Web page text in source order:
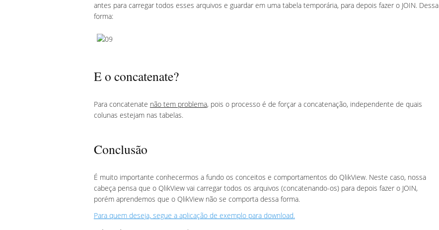
antes para carregar todos esses arquivos e guardar em uma tabela temporária, para depois fazer o JOIN. Dessa
forma:
E o concatenate?
Para concatenate não tem problema, pois o processo é de forçar a concatenação, independente de quais
colunas estejam nas tabelas.
Conclusão
É muito importante conhecermos a fundo os conceitos e comportamentos do QlikView. Neste caso, nossa
cabeça pensa que o QlikView vai carregar todos os arquivos (concatenando-os) para depois fazer o JOIN,
porém aprendemos que o QlikView não se comporta dessa forma.
Para quem deseja, segue a aplicação de exemplo para download.